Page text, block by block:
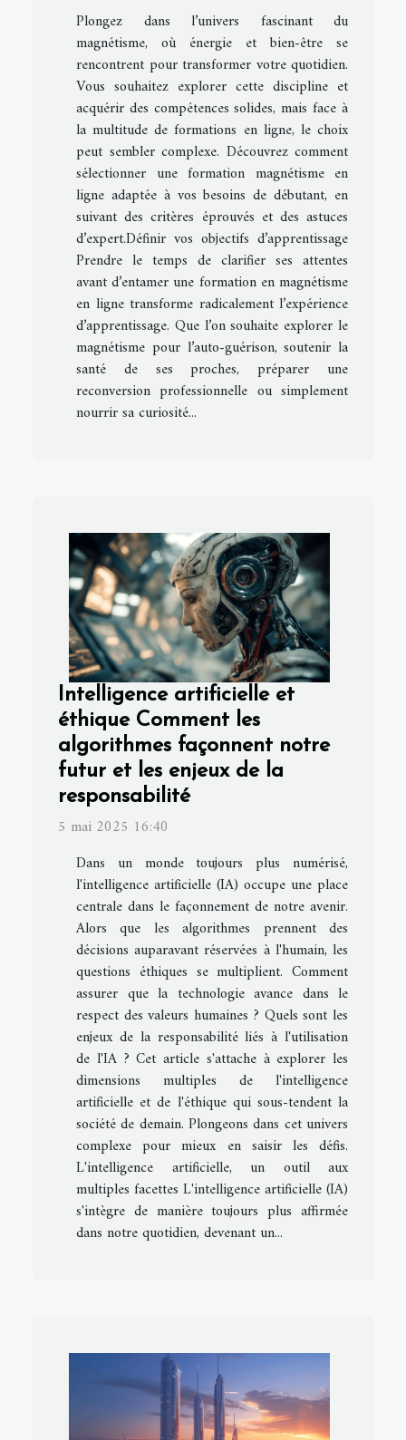
Plongez dans l’univers fascinant du
magnétisme, où énergie et bien-être se
rencontrent pour transformer votre quotidien.
Vous souhaitez explorer cette discipline et
acquérir des compétences solides, mais face à
la multitude de formations en ligne, le choix
peut sembler complexe. Découvrez comment
sélectionner une formation magnétisme en
ligne adaptée à vos besoins de débutant, en
suivant des critères éprouvés et des astuces
d’expert.Définir vos objectifs d’apprentissage
Prendre le temps de clarifier ses attentes
avant d’entamer une formation en magnétisme
en ligne transforme radicalement l’expérience
d’apprentissage. Que l’on souhaite explorer le
magnétisme pour l’auto-guérison, soutenir la
santé de ses proches, préparer une
reconversion professionnelle ou simplement
nourrir sa curiosité...
Intelligence artificielle et
éthique Comment les
algorithmes façonnent notre
futur et les enjeux de la
responsabilité
5 mai 2025 16:40
Dans un monde toujours plus numérisé,
l'intelligence artificielle (IA) occupe une place
centrale dans le façonnement de notre avenir.
Alors que les algorithmes prennent des
décisions auparavant réservées à l'humain, les
questions éthiques se multiplient. Comment
assurer que la technologie avance dans le
respect des valeurs humaines ? Quels sont les
enjeux de la responsabilité liés à l'utilisation
de l'IA ? Cet article s'attache à explorer les
dimensions multiples de l'intelligence
artificielle et de l'éthique qui sous-tendent la
société de demain. Plongeons dans cet univers
complexe pour mieux en saisir les défis.
L'intelligence artificielle, un outil aux
multiples facettes L'intelligence artificielle (IA)
s'intègre de manière toujours plus affirmée
dans notre quotidien, devenant un...